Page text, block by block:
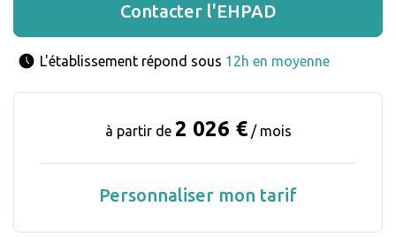
Contacter l'EHPAD
L'établissement répond sous 12h en moyenne
à partir de 2 026 €/ mois
Personnaliser mon tarif